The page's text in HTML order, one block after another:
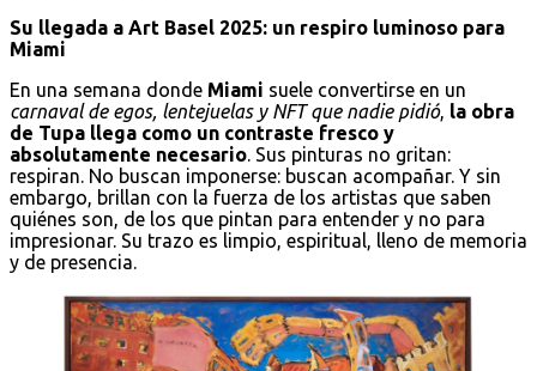
Su llegada a Art Basel 2025: un respiro luminoso para
Miami
En una semana donde Miami suele convertirse en un
carnaval de egos, lentejuelas y NFT que nadie pidió, la obra
de Tupa llega como un contraste fresco y
absolutamente necesario. Sus pinturas no gritan:
respiran. No buscan imponerse: buscan acompañar. Y sin
embargo, brillan con la fuerza de los artistas que saben
quiénes son, de los que pintan para entender y no para
impresionar. Su trazo es limpio, espiritual, lleno de memoria
y de presencia.